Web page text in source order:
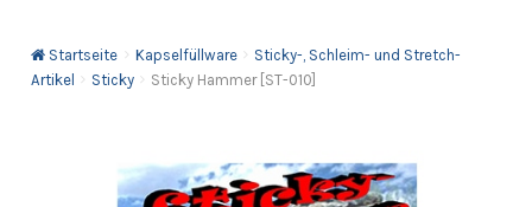
Kaugummis
Kapselfüllware
Startseite Kapselfüllware
Sticky-, Schleim- und Stretch-
Artikel
Sticky Sticky Hammer [ST-010]